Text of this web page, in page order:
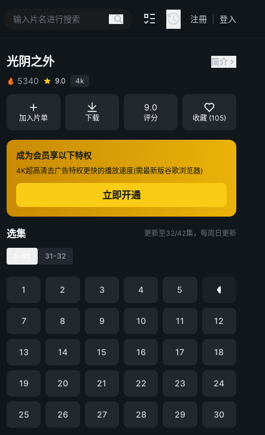
注冊 登入
光阴之外
简介
5340
9.0 4k
加入片单 下载
9.0
评分 收藏 (105)
成为会员享以下特权
4K超高清去广告特权更快的播放速度(需最新版谷歌浏览器)
立即开通
选集 更新至32/42集，每周日更新
31-32
1 2 3 4 5
7 8 9 10 11 12
13 14 15 16 17 18
19 20 21 22 23 24
25 26 27 28 29 30